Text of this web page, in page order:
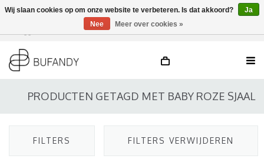
DE / EN
PRODUCTEN GETAGD MET BABY ROZE SJAAL
FILTERS FILTERS VERWIJDEREN
Wij slaan cookies op om onze website te verbeteren. Is dat akkoord?
Ja
Nee
Meer over cookies »